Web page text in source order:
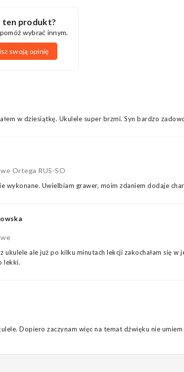
ten produkt?
wybrać innym.
swoją opinię
w dziesiątkę. Ukulele super brzmi. Syn bardzo
Ortega RU5-SO
wykonane. Uwielbiam grawer, moim zdaniem dodaje
ale już po kilku minutach lekcji zakochałam się
lekki.
Dopiero zaczynam więc na temat dźwięku nie